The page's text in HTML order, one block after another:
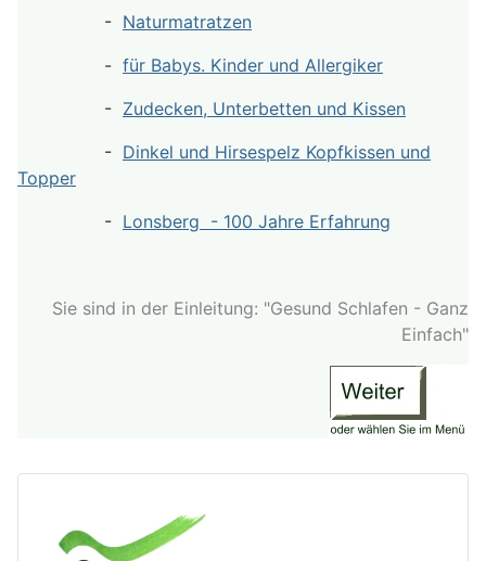
- Naturmatratzen
- für Babys. Kinder und Allergiker
- Zudecken, Unterbetten und Kissen
- Dinkel und Hirsespelz Kopfkissen und
Topper
- Lonsberg - 100 Jahre Erfahrung
Sie sind in der Einleitung: "Gesund Schlafen - Ganz
Einfach"